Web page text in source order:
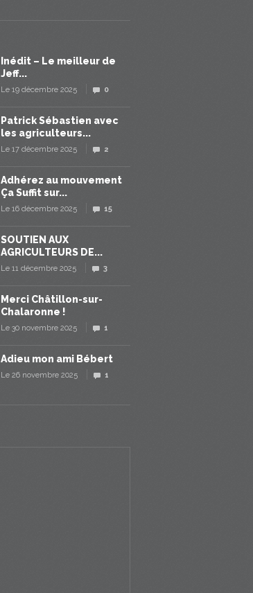
Inédit – Le meilleur de
Jeff...
Le 19 décembre 2025 0
Patrick Sébastien avec
les agriculteurs...
Le 17 décembre 2025 2
Adhérez au mouvement
Ça Suffit sur...
Le 16 décembre 2025 15
SOUTIEN AUX
AGRICULTEURS DE...
Le 11 décembre 2025 3
Merci Châtillon-sur-
Chalaronne !
Le 30 novembre 2025 1
Adieu mon ami Bébert
Le 26 novembre 2025 1